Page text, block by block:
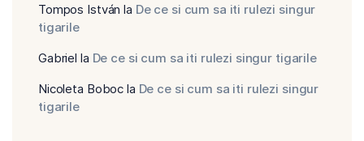
Tompos István la De ce si cum sa iti rulezi singur
tigarile
Gabriel la De ce si cum sa iti rulezi singur tigarile
Nicoleta Boboc la De ce si cum sa iti rulezi singur
tigarile